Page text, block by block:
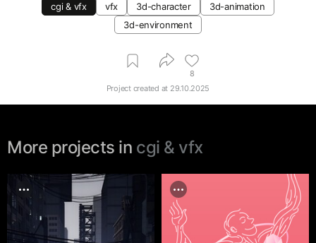
cgi & vfx vfx 3d-character
3d-animation
3d-environment
8
Project created at 29.10.2025
More projects in cgi & vfx